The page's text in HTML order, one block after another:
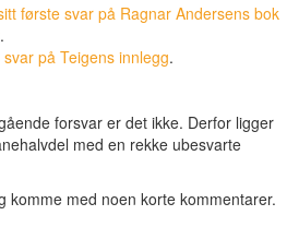
første svar på Ragnar Andersens bok
.
på Teigens innlegg.
forsvar er det ikke. Derfor ligger
med en rekke ubesvarte
komme med noen korte kommentarer.